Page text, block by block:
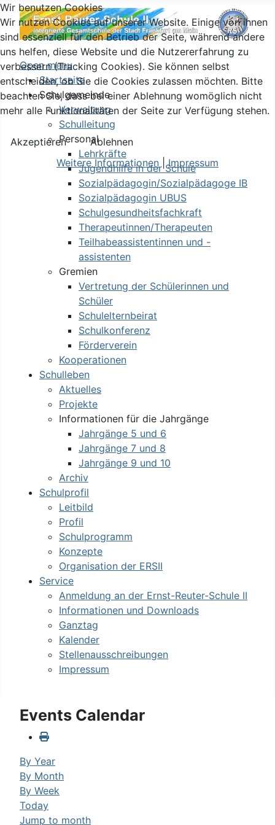
Open menu
Startseite
Schulgemeinde
Verwaltung
Schulleitung
Personal
Lehrkräfte
Jugendhilfe in der Schule
Sozialpädagogin/Sozialpädagoge IB
Sozialpädagogin UBUS
Schulgesundheitsfachkraft
Therapeutinnen/Therapeuten
Teilhabeassistentinnen und -
assistenten
Gremien
Vertretung der Schülerinnen und
Schüler
Schulelternbeirat
Schulkonferenz
Förderverein
Kooperationen
Schulleben
Aktuelles
Projekte
Informationen für die Jahrgänge
Jahrgänge 5 und 6
Jahrgänge 7 und 8
Jahrgänge 9 und 10
Archiv
Schulprofil
Leitbild
Profil
Schulprogramm
Konzepte
Organisation der ERSII
Service
Anmeldung an der Ernst-Reuter-Schule II
Informationen und Downloads
Ganztag
Kalender
Stellenausschreibungen
Impressum
Events Calendar
By Year
By Month
By Week
Today
Jump to month
Wir benutzen Cookies
Wir nutzen Cookies auf unserer Website. Einige von ihnen
sind essenziell für den Betrieb der Seite, während andere
uns helfen, diese Website und die Nutzererfahrung zu
verbessern (Tracking Cookies). Sie können selbst
entscheiden, ob Sie die Cookies zulassen möchten. Bitte
beachten Sie, dass bei einer Ablehnung womöglich nicht
mehr alle Funktionalitäten der Seite zur Verfügung stehen.
Akzeptieren
Ablehnen
Weitere Informationen |Impressum